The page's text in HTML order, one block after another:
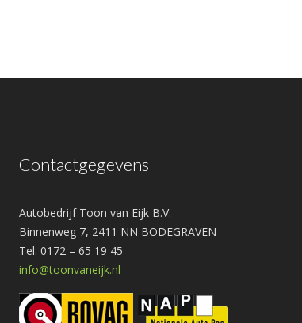
Contactgegevens
Autobedrijf Toon van Eijk B.V.
Binnenweg 7, 2411 NN BODEGRAVEN
Tel: 0172 – 65 19 45
info@toonvaneijk.nl